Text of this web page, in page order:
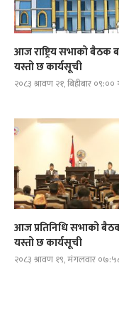
आज राष्ट्रिय सभाको बैठक
यस्तो छ कार्यसूची
२०८३ श्रावण २१, बिहीबार
आज प्रतिनिधि सभाको
यस्तो छ कार्यसूची
२०८३ श्रावण १९, मंगलवार